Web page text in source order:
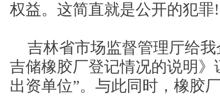
权益。这简直就是公开的犯罪!
吉林省市场监督管理厅给
吉储橡胶厂登记情况的说明
出资单位”。与此同时，橡胶